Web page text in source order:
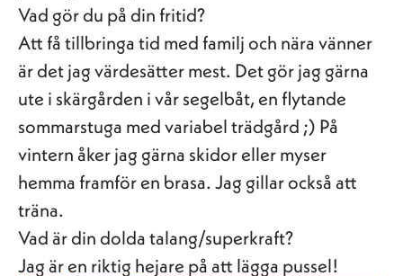
Vad gör du på din fritid?
Att få tillbringa tid med familj och nära vänner
är det jag värdesätter mest. Det gör jag gärna
ute i skärgården i vår segelbåt, en flytande
sommarstuga med variabel trädgård ;) På
vintern åker jag gärna skidor eller myser
hemma framför en brasa. Jag gillar också att
träna.
Vad är din dolda talang/superkraft?
Jag är en riktig hejare på att lägga pussel!